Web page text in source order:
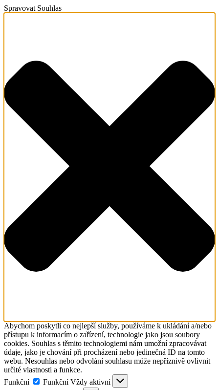
Spravovat Souhlas
Abychom poskytli co nejlepší služby, používáme k ukládání a/nebo
přístupu k informacím o zařízení, technologie jako jsou soubory
cookies. Souhlas s těmito technologiemi nám umožní zpracovávat
údaje, jako je chování při procházení nebo jedinečná ID na tomto
webu. Nesouhlas nebo odvolání souhlasu může nepříznivě ovlivnit
určité vlastnosti a funkce.
Funkční
Funkční Vždy aktivní